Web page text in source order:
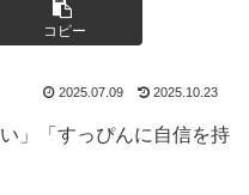
コピー
2025.07.09 2025.10.23
」「すっぴんに自信を持